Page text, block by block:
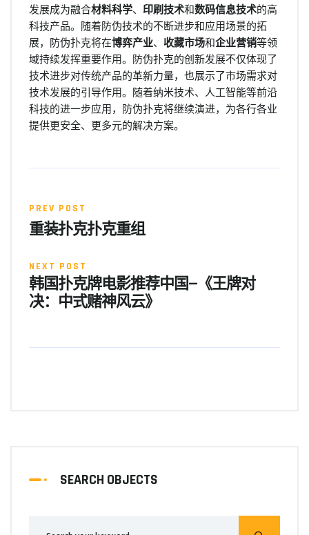
发展成为融合材料科学、 印刷技术和数码信息技术的高
科技产品。随着防伪技术的不断进步和应用场景的拓
展，防伪扑克将在博弈产业、 收藏市场和企业营销等领
域持续发挥重要作用。防伪扑克的创新发展不仅体现了
技术进步对传统产品的革新力量，也展示了市场需求对
技术发展的引导作用。随着纳米技术、人工智能等前沿
科技的进一步应用，防伪扑克将继续演进，为各行各业
提供更安全、更多元的解决方案。
PREV POST
重装扑克扑克重组
NEXT POST
韩国扑克牌电影推荐中国—《王牌对
决：中式赌神风云》
SEARCH OBJECTS